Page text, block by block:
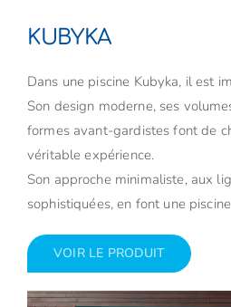
KUBYKA
Dans une piscine Kubyka, il est
Son design moderne, ses
formes avant-gardistes font de
véritable expérience.
Son approche minimaliste, aux
sophistiquées, en font une
VOIR LE PRODUIT